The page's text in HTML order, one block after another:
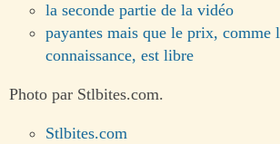
la seconde partie de la vidéo
payantes mais que le prix, comme
connaissance, est libre
Photo par Stlbites.com.
Stlbites.com